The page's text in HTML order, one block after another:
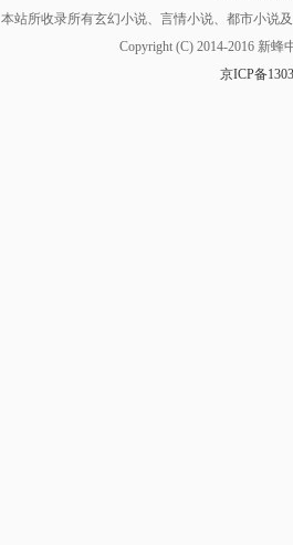
本站所收录所有玄幻小说、言情小说、都市小说
Copyright (C) 2014-2016 新
京ICP备